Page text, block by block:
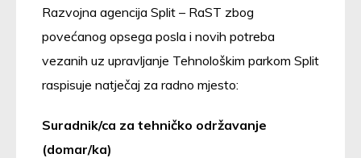
Razvojna agencija Split – RaST zbog
povećanog opsega posla i novih potreba
vezanih uz upravljanje Tehnološkim parkom Split
raspisuje natječaj za radno mjesto:
Suradnik/ca za tehničko održavanje
(domar/ka)